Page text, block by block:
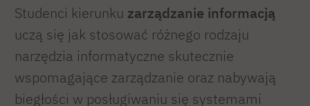
Studenci kierunku zarządzanie informacją
uczą się jak stosować różnego rodzaju
narzędzia informatyczne skutecznie
wspomagające zarządzanie oraz nabywają
biegłości w posługiwaniu się systemami